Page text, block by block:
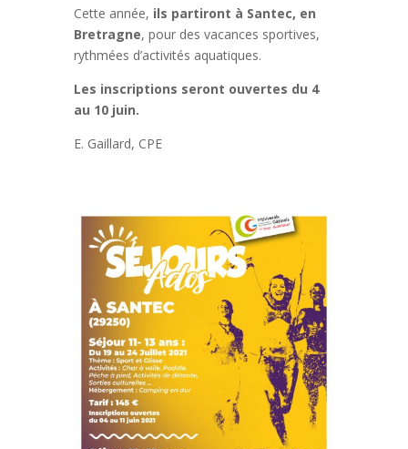
Cette année, ils partiront à Santec, en
Bretragne, pour des vacances sportives,
rythmées d’activités aquatiques.
Les inscriptions seront ouvertes du 4
au 10 juin.
E. Gaillard, CPE